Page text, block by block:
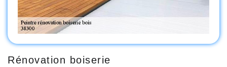
Rénovation boiserie